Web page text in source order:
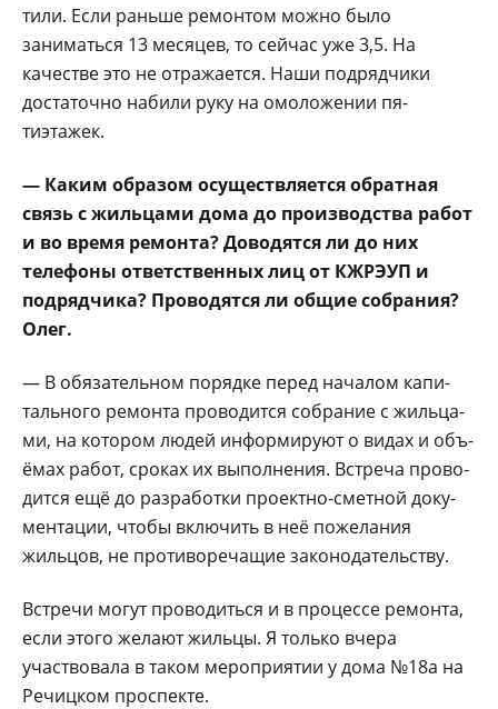
тили. Если раньше ремон­том можно было
занимать­ся 13 месяцев, то сейчас уже 3,5. На
качестве это не отражается. Наши под­рядчики
достаточно наби­ли руку на омоложении пя­
тиэтажек.
— Каким образом осуществляется обратная
связь с жиль­цами дома до произ­водства работ
и во вре­мя ремонта? Доводят­ся ли до них
телефоны ответственных лиц от КЖРЭУП и
подрядчи­ка? Проводятся ли об­щие собрания?
Олег.
— В обязательном по­рядке перед началом капи­
тального ремонта прово­дится собрание с жильца­
ми, на котором людей ин­формируют о видах и объ­
ёмах работ, сроках их вы­полнения. Встреча прово­
дится ещё до разработки проектно-сметной доку­
ментации, чтобы включить в неё пожелания
жильцов, не противоречащие зако­нодательству.
Встречи могут прово­диться и в процессе ре­монта,
если этого жела­ют жильцы. Я только вче­ра
участвовала в таком ме­роприятии у дома №18а на
Речицком проспекте.